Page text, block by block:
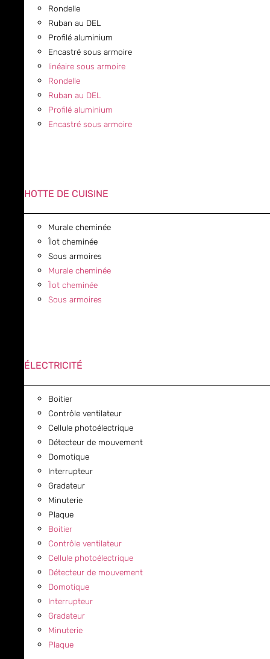
Rondelle
Ruban au DEL
Profilé aluminium
Encastré sous armoire
linéaire sous armoire
Rondelle
Ruban au DEL
Profilé aluminium
Encastré sous armoire
HOTTE DE CUISINE
Murale cheminée
Îlot cheminée
Sous armoires
Murale cheminée
Îlot cheminée
Sous armoires
ÉLECTRICITÉ
Boitier
Contrôle ventilateur
Cellule photoélectrique
Détecteur de mouvement
Domotique
Interrupteur
Gradateur
Minuterie
Plaque
Boitier
Contrôle ventilateur
Cellule photoélectrique
Détecteur de mouvement
Domotique
Interrupteur
Gradateur
Minuterie
Plaque